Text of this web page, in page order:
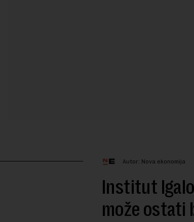
Autor: Nova ekonomija
Institut
može ostati